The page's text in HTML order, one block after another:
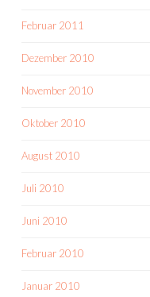
Februar 2011
Dezember 2010
November 2010
Oktober 2010
August 2010
Juli 2010
Juni 2010
Februar 2010
Januar 2010